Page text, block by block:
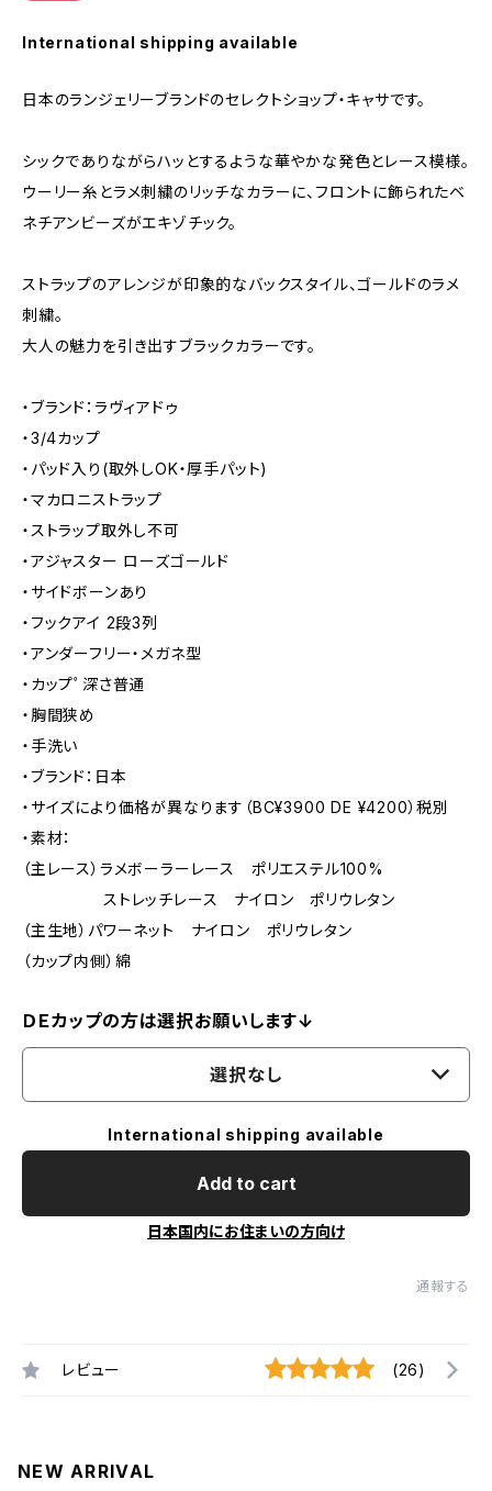
International shipping available
日本のランジェリーブランドのセレクトショップ・キャサです。
シックでありながらハッとするような華やかな発色とレース模様。
ウーリー糸とラメ刺繍のリッチなカラーに、フロントに飾られたベ
ネチアンビーズがエキゾチック。
ストラップのアレンジが印象的なバックスタイル、ゴールドのラメ
刺繍。
大人の魅力を引き出すブラックカラーです。
・ブランド：ラヴィアドゥ
・3/4カップ
・パッド入り(取外しOK・厚手パット)
・マカロニストラップ
・ストラップ取外し不可
・アジャスター ローズゴールド
・サイドボーンあり
・フックアイ 2段3列
・アンダーフリー・メガネ型
・カップﾟ深さ普通
・胸間狭め
・手洗い
・ブランド：日本
・サイズにより価格が異なります（BC¥3900 DE ¥4200）税別
・素材：
（主レース）ラメボーラーレース ポリエステル100%
ストレッチレース ナイロン ポリウレタン
（主生地）パワーネット ナイロン ポリウレタン
（カップ内側）綿
ＤＥカップの方は選択お願いします↓
選択なし
International shipping available
Add to cart
日本国内にお住まいの方向け
通報する
レビュー (26)
NEW ARRIVAL